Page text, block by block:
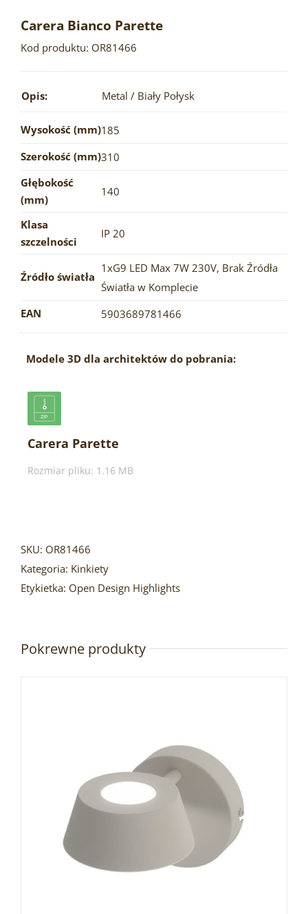
Carera Bianco Parette
Kod produktu: OR81466
Opis: Metal / Biały Połysk
Wysokość (mm)185
Szerokość (mm)310
Głębokość
(mm)
140
Klasa
szczelności
IP 20
Źródło światła
1xG9 LED Max 7W 230V, Brak Źródła
Światła w Komplecie
EAN
5903689781466
Modele 3D dla architektów do pobrania:
Carera Parette
Rozmiar pliku: 1.16 MB
SKU: OR81466
Kategoria: Kinkiety
Etykietka: Open Design Highlights
Pokrewne produkty